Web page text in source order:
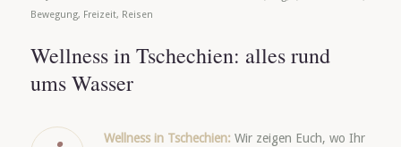
Bewegung, Freizeit, Reisen
Wellness in Tschechien: alles rund
ums Wasser
Wellness in Tschechien: Wir zeigen Euch, wo Ihr